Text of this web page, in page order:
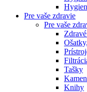
Pre vaše zdravie
Pre vaše
Tašky
Knihy